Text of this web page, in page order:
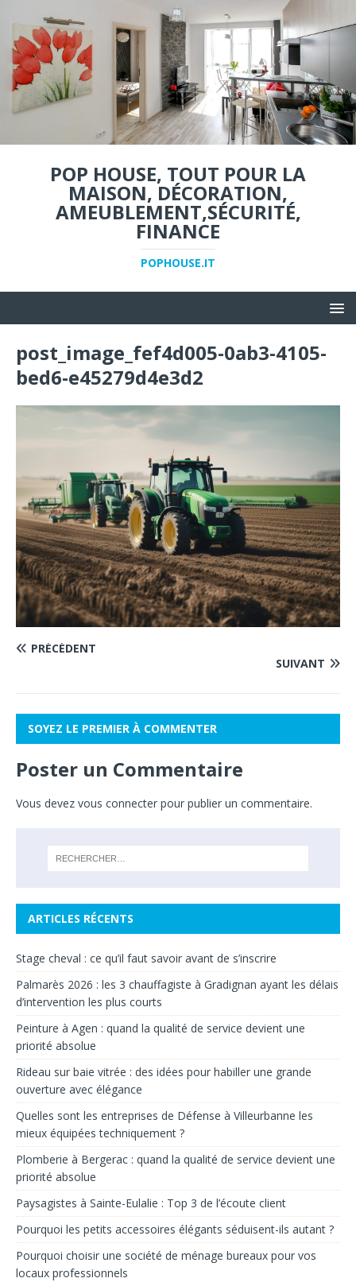
POP HOUSE, TOUT POUR LA
MAISON, DÉCORATION,
AMEUBLEMENT,SÉCURITÉ,
FINANCE
POPHOUSE.IT
post_image_fef4d005-0ab3-4105-
bed6-e45279d4e3d2
PRÉCÉDENT
SUIVANT
SOYEZ LE PREMIER À COMMENTER
Poster un Commentaire
Vous devez vous connecter pour publier un commentaire.
ARTICLES RÉCENTS
Stage cheval : ce qu’il faut savoir avant de s’inscrire
Palmarès 2026 : les 3 chauffagiste à Gradignan ayant les délais
d’intervention les plus courts
Peinture à Agen : quand la qualité de service devient une
priorité absolue
Rideau sur baie vitrée : des idées pour habiller une grande
ouverture avec élégance
Quelles sont les entreprises de Défense à Villeurbanne les
mieux équipées techniquement ?
Plomberie à Bergerac : quand la qualité de service devient une
priorité absolue
Paysagistes à Sainte-Eulalie : Top 3 de l’écoute client
Pourquoi les petits accessoires élégants séduisent-ils autant ?
Pourquoi choisir une société de ménage bureaux pour vos
locaux professionnels